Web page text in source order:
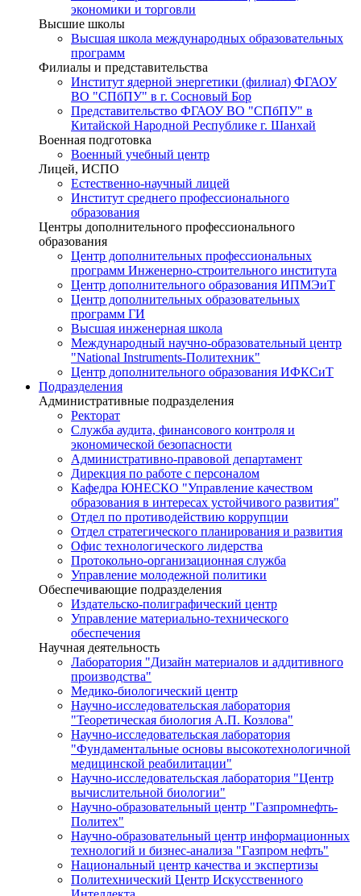
экономики и торговли
Высшие школы
Высшая школа международных образовательных
программ
Филиалы и представительства
Институт ядерной энергетики (филиал) ФГАОУ
ВО "СПбПУ" в г. Сосновый Бор
Представительство ФГАОУ ВО "СПбПУ" в
Китайской Народной Республике г. Шанхай
Военная подготовка
Военный учебный центр
Лицей, ИСПО
Естественно-научный лицей
Институт среднего профессионального
образования
Центры дополнительного профессионального
образования
Центр дополнительных профессиональных
программ Инженерно-строительного института
Центр дополнительного образования ИПМЭиТ
Центр дополнительных образовательных
программ ГИ
Высшая инженерная школа
Международный научно-образовательный центр
"National Instruments-Политехник"
Центр дополнительного образования ИФКСиТ
Подразделения
Административные подразделения
Ректорат
Служба аудита, финансового контроля и
экономической безопасности
Административно-правовой департамент
Дирекция по работе с персоналом
Кафедра ЮНЕСКО "Управление качеством
образования в интересах устойчивого развития"
Отдел по противодействию коррупции
Отдел стратегического планирования и развития
Офис технологического лидерства
Протокольно-организационная служба
Управление молодежной политики
Обеспечивающие подразделения
Издательско-полиграфический центр
Управление материально-технического
обеспечения
Научная деятельность
Лаборатория "Дизайн материалов и аддитивного
производства"
Медико-биологический центр
Научно-исследовательская лаборатория
"Теоретическая биология А.П. Козлова"
Научно-исследовательская лаборатория
"Фундаментальные основы высокотехнологичной
медицинской реабилитации"
Научно-исследовательская лаборатория "Центр
вычислительной биологии"
Научно-образовательный центр "Газпромнефть-
Политех"
Научно-образовательный центр информационных
технологий и бизнес-анализа "Газпром нефть"
Национальный центр качества и экспертизы
Политехнический Центр Искусственного